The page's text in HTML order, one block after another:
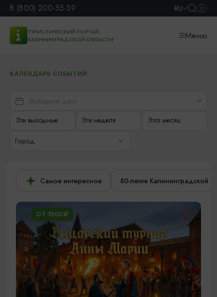
8 (800) 200-55-39 RU
ТУРИСТИЧЕСКИЙ ПОРТАЛ
КАЛИНИНГРАДСКОЙ ОБЛАСТИ
Меню
КАЛЕНДАРЬ СОБЫТИЙ
Эти выходные Эта неделя Этот месяц
Город
Самое интересное 80-летие Калининградской
ОТ 1500₽